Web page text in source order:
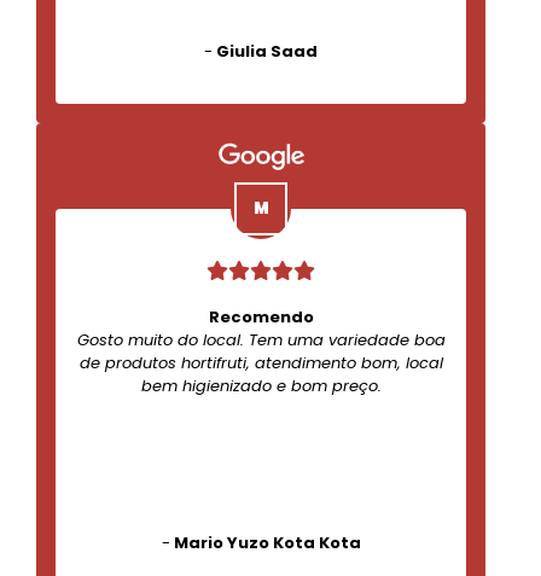
- Giulia Saad
Recomendo
Gosto muito do local. Tem uma variedade boa
de produtos hortifruti, atendimento bom, local
bem higienizado e bom preço.
- Mario Yuzo Kota Kota